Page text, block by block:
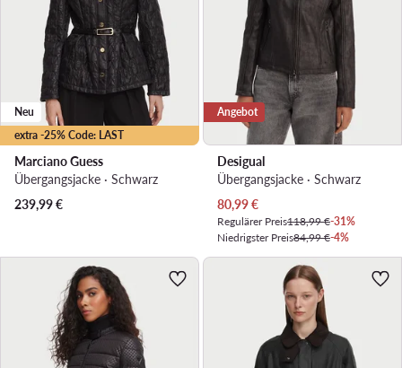
extra -25% Code: LAST
Neu
Marciano Guess
Übergangsjacke · Schwarz
239,99€
Angebot
Desigual
Übergangsjacke · Schwarz
Aktueller Preis
80,99€
Regulärer Preis118,99 €-31%
Niedrigster Preis84,99 €-4%